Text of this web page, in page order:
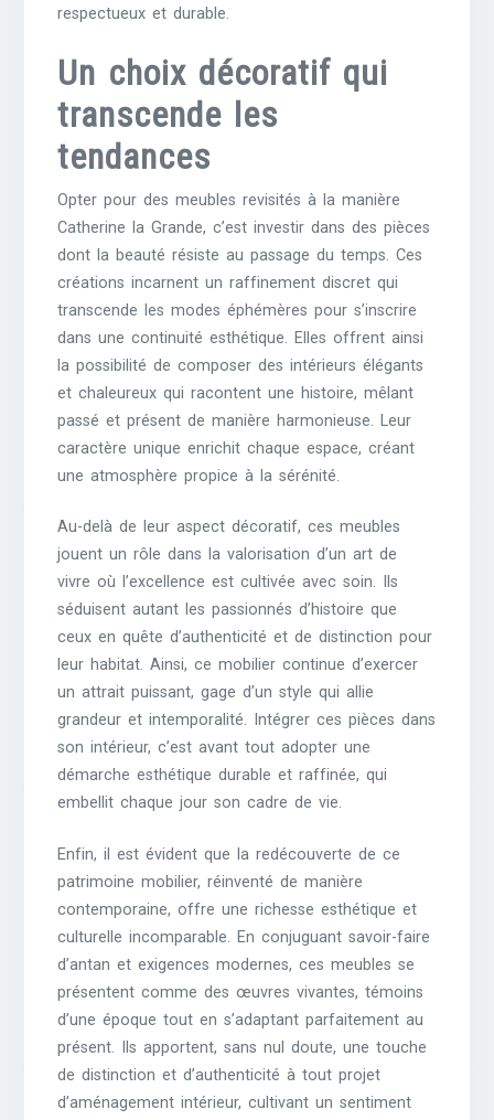
respectueux et durable.
Un choix décoratif qui
transcende les
tendances
Opter pour des meubles revisités à la manière
Catherine la Grande, c’est investir dans des pièces
dont la beauté résiste au passage du temps. Ces
créations incarnent un raffinement discret qui
transcende les modes éphémères pour s’inscrire
dans une continuité esthétique. Elles offrent ainsi
la possibilité de composer des intérieurs élégants
et chaleureux qui racontent une histoire, mêlant
passé et présent de manière harmonieuse. Leur
caractère unique enrichit chaque espace, créant
une atmosphère propice à la sérénité.
Au-delà de leur aspect décoratif, ces meubles
jouent un rôle dans la valorisation d’un art de
vivre où l’excellence est cultivée avec soin. Ils
séduisent autant les passionnés d’histoire que
ceux en quête d’authenticité et de distinction pour
leur habitat. Ainsi, ce mobilier continue d’exercer
un attrait puissant, gage d’un style qui allie
grandeur et intemporalité. Intégrer ces pièces dans
son intérieur, c’est avant tout adopter une
démarche esthétique durable et raffinée, qui
embellit chaque jour son cadre de vie.
Enfin, il est évident que la redécouverte de ce
patrimoine mobilier, réinventé de manière
contemporaine, offre une richesse esthétique et
culturelle incomparable. En conjuguant savoir-faire
d’antan et exigences modernes, ces meubles se
présentent comme des œuvres vivantes, témoins
d’une époque tout en s’adaptant parfaitement au
présent. Ils apportent, sans nul doute, une touche
de distinction et d’authenticité à tout projet
d’aménagement intérieur, cultivant un sentiment